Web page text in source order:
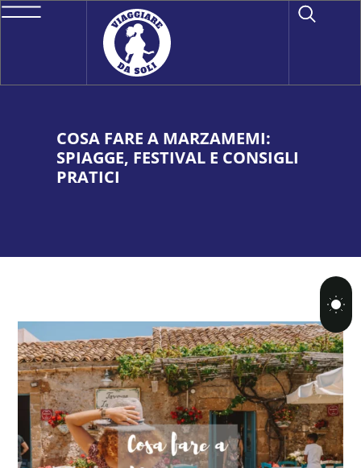
COSA FARE A MARZAMEMI:
SPIAGGE, FESTIVAL E CONSIGLI
PRATICI